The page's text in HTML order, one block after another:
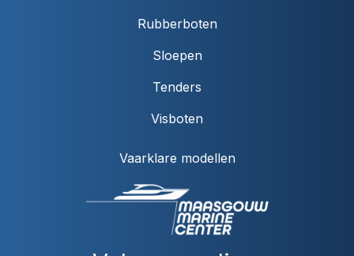
Rubberboten
Sloepen
Tenders
Visboten
Vaarklare modellen